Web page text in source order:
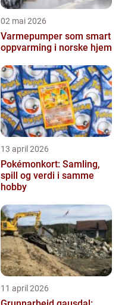
02 mai 2026
Varmepumper som smart
oppvarming i norske hjem
13 april 2026
Pokémonkort: Samling,
spill og verdi i samme
hobby
11 april 2026